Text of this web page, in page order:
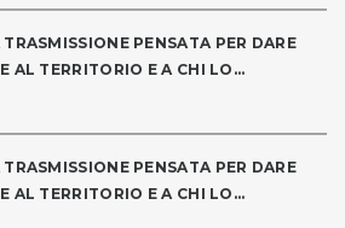
TRASMISSIONE PENSATA PER DARE
AL TERRITORIO E A CHI LO...
TRASMISSIONE PENSATA PER DARE
AL TERRITORIO E A CHI LO...